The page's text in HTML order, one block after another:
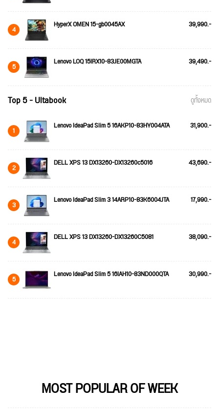
4 HyperX OMEN 15-gb0045AX 39,990.-
5 Lenovo LOQ 15IRX10-83JE00MGTA 39,490.-
Top 5 - Ultabook ดูทั้งหมด
1 Lenovo IdeaPad Slim 5 16AKP10-83HY004ATA 31,900.-
2 DELL XPS 13 DX13260-DX13260c5016 43,690.-
3 Lenovo IdeaPad Slim 3 14ARP10-83K6004JTA 17,990.-
4 DELL XPS 13 DX13260-DX13260C5081 38,090.-
5 Lenovo IdeaPad Slim 5 16IAH10-83ND000QTA 30,990.-
MOST POPULAR OF WEEK